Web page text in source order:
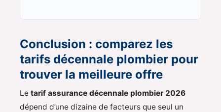
Conclusion : comparez les
tarifs décennale plombier pour
trouver la meilleure offre
Le tarif assurance décennale plombier 2026
dépend d’une dizaine de facteurs que seul un